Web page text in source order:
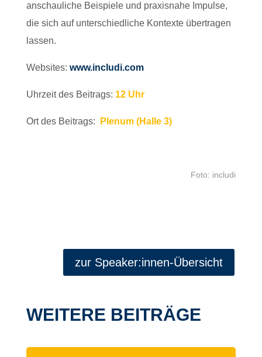
anschauliche Beispiele und praxisnahe Impulse,
die sich auf unterschiedliche Kontexte übertragen
lassen.
Websites: www.includi.com
Uhrzeit des Beitrags: 12 Uhr
Ort des Beitrags: Plenum (Halle 3)
Foto: includi
zur Speaker:innen-Übersicht
WEITERE BEITRÄGE